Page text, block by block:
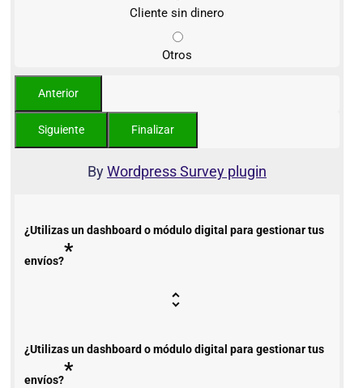
Cliente sin dinero
Otros
ByWordpress Survey plugin
¿Utilizas un dashboard o módulo digital para gestionar tus
envíos?*
¿Utilizas un dashboard o módulo digital para gestionar tus
envíos?*